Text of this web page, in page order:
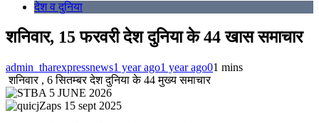
देश व दुनिया
शनिवार, 15 फरवरी देश दुनिया के 44 खास समाचार
admin_tharexpressnews1 year ago1 year ago01 mins
शनिवार , 6 सितम्बर देश दुनिया के 44 मुख्य समाचार